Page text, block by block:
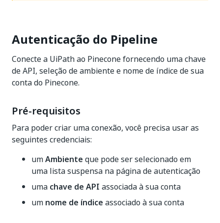
Autenticação do Pipeline
Conecte a UiPath ao Pinecone fornecendo uma chave
de API, seleção de ambiente e nome de índice de sua
conta do Pinecone.
Pré-requisitos
Para poder criar uma conexão, você precisa usar as
seguintes credenciais:
umAmbiente que pode ser selecionado em
uma lista suspensa na página de autenticação
uma chave de API associada à sua conta
um nome de índice associado à sua conta